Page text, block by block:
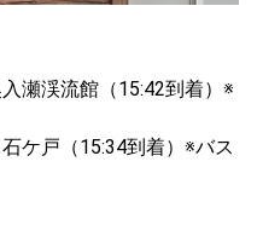
瀬渓流館（15:42到着）※
ケ戸（15:34到着）※バス